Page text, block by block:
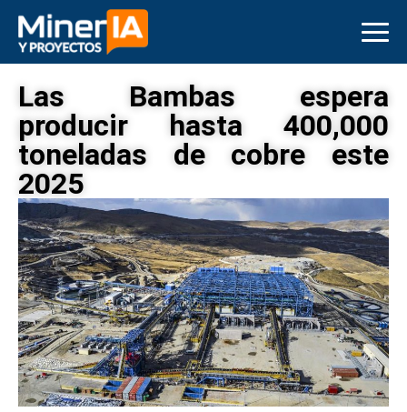
Las Bambas espera
producir hasta 400,000
toneladas de cobre este
2025